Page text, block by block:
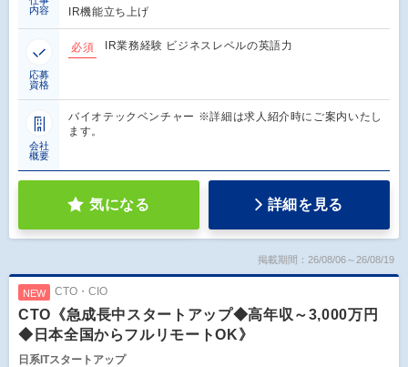
内容
IR機能立ち上げ
応募
資格
必須 IR業務経験 ビジネスレベルの英語力
会社
概要
バイオテックベンチャー ※詳細は求人紹介時にご案内いたし
ます。
気になる 詳細を見る
掲載期間：26/08/06～26/08/19
NEW CTO・CIO
CTO《急成長中スタートアップ◆高年収～3,000万円
◆日本全国からフルリモートOK》
日系ITスタートアップ